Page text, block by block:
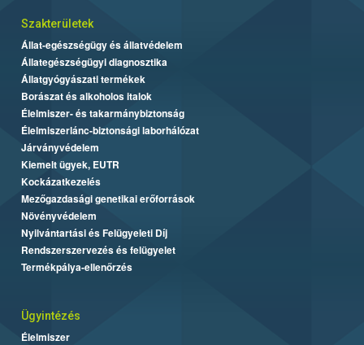
Szakterületek
Állat-egészségügy és állatvédelem
Állategészségügyi diagnosztika
Állatgyógyászati termékek
Borászat és alkoholos italok
Élelmiszer- és takarmánybiztonság
Élelmiszerlánc-biztonsági laborhálózat
Járványvédelem
Kiemelt ügyek, EUTR
Kockázatkezelés
Mezőgazdasági genetikai erőforrások
Növényvédelem
Nyilvántartási és Felügyeleti Díj
Rendszerszervezés és felügyelet
Termékpálya-ellenőrzés
Ügyintézés
Élelmiszer